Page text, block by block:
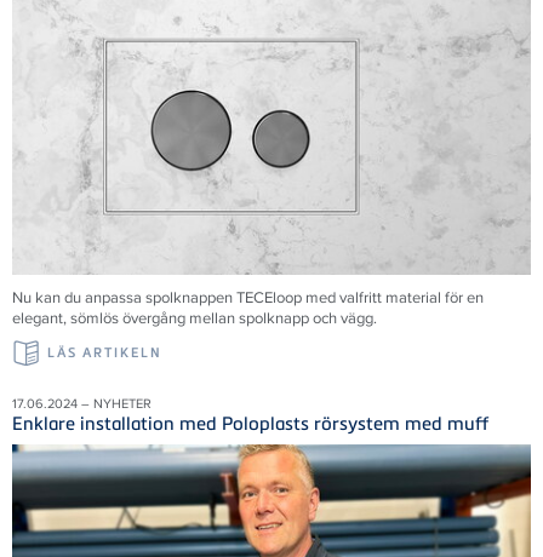
Nu kan du anpassa spolknappen TECEloop med valfritt material för en
elegant, sömlös övergång mellan spolknapp och vägg.
LÄS ARTIKELN
17.06.2024 – NYHETER
Enklare installation med Poloplasts rörsystem med muff